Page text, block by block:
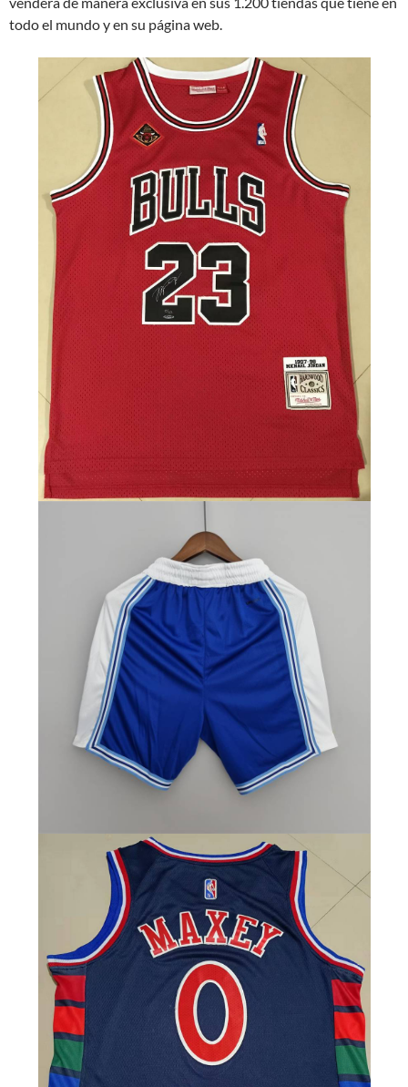
todo el mundo y en su página web.